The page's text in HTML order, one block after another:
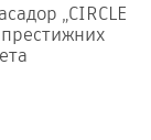
„CIRCLE
престижних